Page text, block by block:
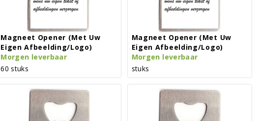
Magneet Opener (met Uw
Eigen Afbeelding/logo)
Morgen leverbaar
60 stuks
Magneet Opener (met Uw
Eigen Afbeelding/logo)
Morgen leverbaar
stuks